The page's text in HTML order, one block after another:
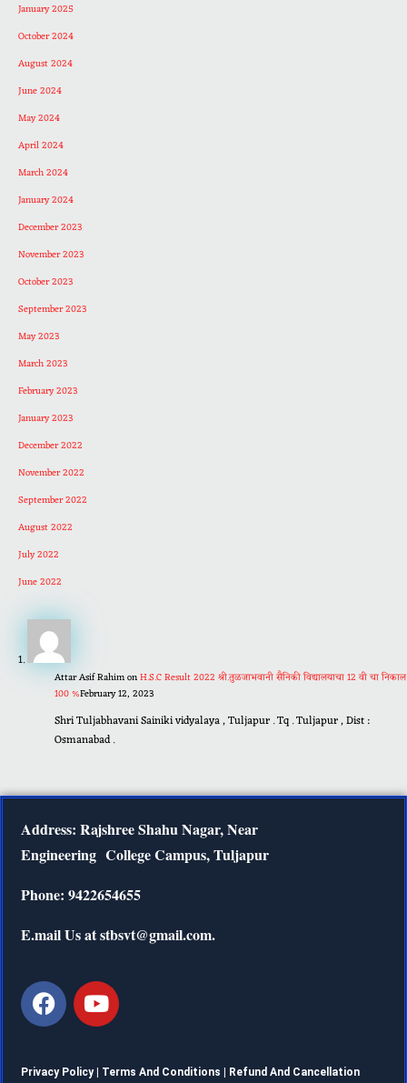
January 2025
October 2024
August 2024
June 2024
May 2024
April 2024
March 2024
January 2024
December 2023
November 2023
October 2023
September 2023
May 2023
March 2023
February 2023
January 2023
December 2022
November 2022
September 2022
August 2022
July 2022
June 2022
Attar Asif RahimonH.S.C Result 2022 श्री.तुळजाभवानी सैनिकी विद्यालयाचा 12 वी चा निकाल
100 %February 12, 2023
Shri Tuljabhavani Sainiki vidyalaya , Tuljapur . Tq . Tuljapur , Dist :
Osmanabad .
Address: Rajshree Shahu Nagar, Near
Engineering College Campus, Tuljapur
Phone: 9422654655
E.mail Us at stbsvt@gmail.com.
Privacy Policy | Terms And Conditions Refund And Cancellation